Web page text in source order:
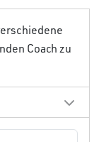
Coach zu